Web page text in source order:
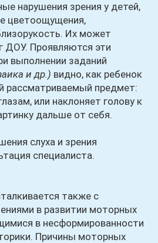
нарушения зрения у детей,
цветоощущения,
Их может
ДОУ. Проявляются эти
выполнении заданий
и др.) видно, как ребенок
рассматриваемый предмет:
или наклоняет голову к
дальше от себя.
слуха и зрения
специалиста.
также с
в развитии моторных
в несформированности
Причины моторных